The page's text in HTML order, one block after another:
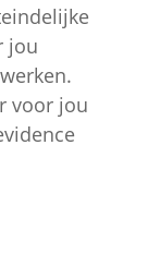
jou
voor jou